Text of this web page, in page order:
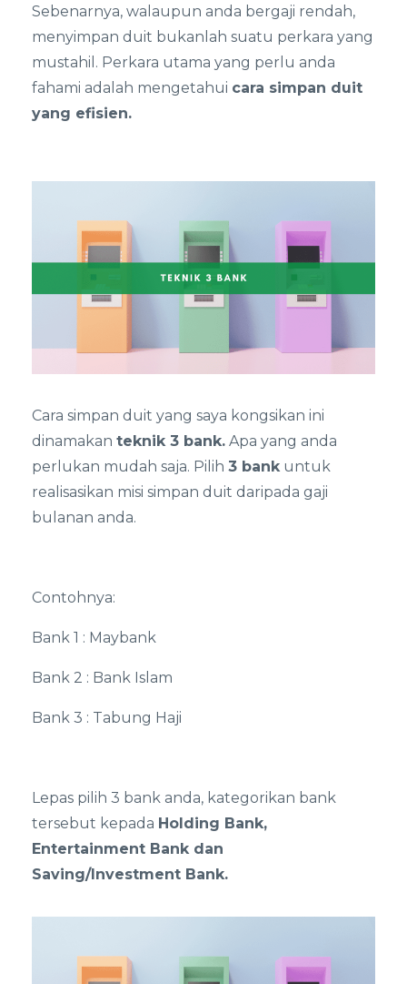
Sebenarnya, walaupun anda bergaji rendah,
menyimpan duit bukanlah suatu perkara yang
mustahil. Perkara utama yang perlu anda
fahami adalah mengetahui cara simpan duit
yang efisien.
Cara simpan duit yang saya kongsikan ini
dinamakan teknik 3 bank. Apa yang anda
perlukan mudah saja. Pilih 3 bankuntuk
realisasikan misi simpan duit daripada gaji
bulanan anda.
Contohnya:
Bank 1 : Maybank
Bank 2 : Bank Islam
Bank 3 : Tabung Haji
Lepas pilih 3 bank anda, kategorikan bank
tersebut kepada Holding Bank,
Entertainment Bank dan
Saving/Investment Bank.